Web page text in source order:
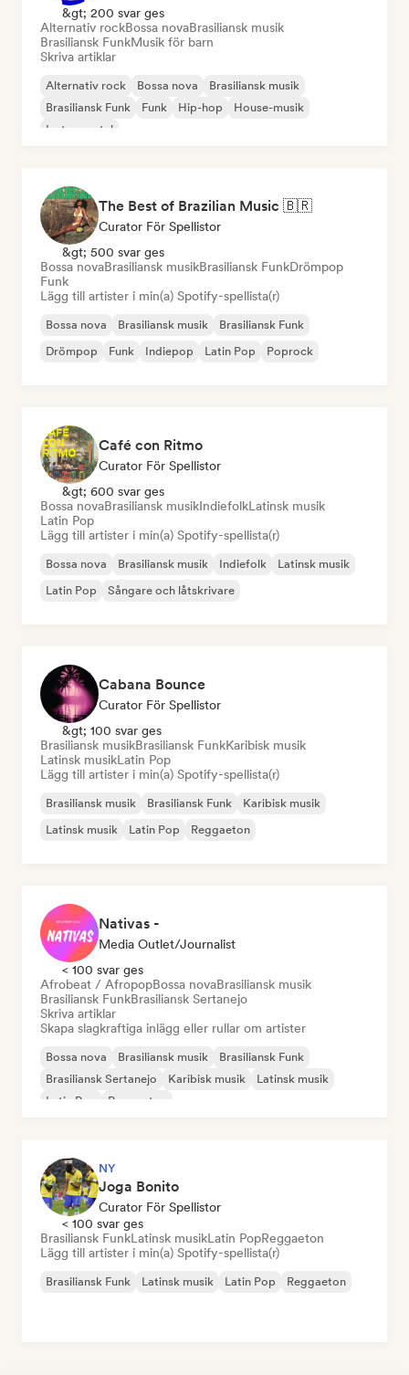
&gt; 200 svar ges
Alternativ rockBossa novaBrasiliansk musik
Brasiliansk FunkMusik för barn
Skriva artiklar
Alternativ rock Bossa nova
Brasiliansk musik
Brasiliansk Funk
Funk Hip-hop
House-musik
Instrumental
The Best of Brazilian Music 🇧🇷
Curator För Spellistor
&gt; 500 svar ges
Bossa novaBrasiliansk musikBrasiliansk FunkDrömpop
Funk
Lägg till artister i min(a) Spotify-spellista(r)
Bossa nova Brasiliansk musik
Brasiliansk Funk
Drömpop
Funk Indiepop Latin Pop Poprock
Café con Ritmo
Curator För Spellistor
&gt; 600 svar ges
Bossa novaBrasiliansk musikIndiefolkLatinsk musik
Latin Pop
Lägg till artister i min(a) Spotify-spellista(r)
Bossa nova Brasiliansk musik Indiefolk
Latinsk musik
Latin Pop
Sångare och låtskrivare
Cabana Bounce
Curator För Spellistor
&gt; 100 svar ges
Brasiliansk musikBrasiliansk FunkKaribisk musik
Latinsk musikLatin Pop
Lägg till artister i min(a) Spotify-spellista(r)
Brasiliansk musik Brasiliansk Funk
Karibisk musik
Latinsk musik
Latin Pop Reggaeton
Nativas -
Media Outlet/Journalist
< 100 svar ges
Afrobeat / AfropopBossa novaBrasiliansk musik
Brasiliansk FunkBrasiliansk Sertanejo
Skriva artiklar
Skapa slagkraftiga inlägg eller rullar om artister
Bossa nova Brasiliansk musik
Brasiliansk Funk
Brasiliansk Sertanejo
Karibisk musik
Latinsk musik
Latin Pop
Reggaeton
NY
Joga Bonito
Curator För Spellistor
< 100 svar ges
Brasiliansk FunkLatinsk musikLatin PopReggaeton
Lägg till artister i min(a) Spotify-spellista(r)
Brasiliansk Funk Latinsk musik Latin Pop Reggaeton